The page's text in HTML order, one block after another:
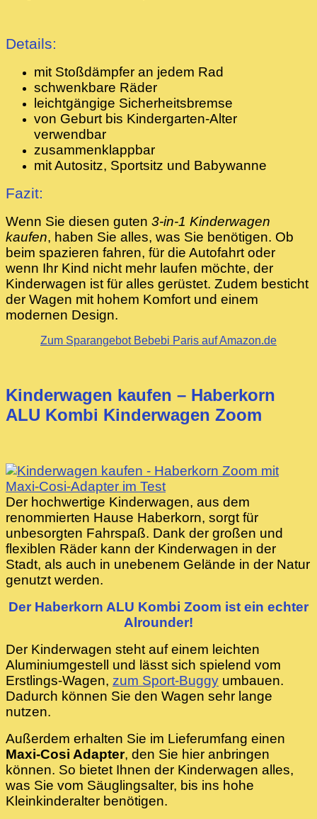
Details:
mit Stoßdämpfer an jedem Rad
schwenkbare Räder
leichtgängige Sicherheitsbremse
von Geburt bis Kindergarten-Alter
verwendbar
zusammenklappbar
mit Autositz, Sportsitz und Babywanne
Fazit:
Wenn Sie diesen guten 3-in-1 Kinderwagen
kaufen, haben Sie alles, was Sie benötigen. Ob
beim spazieren fahren, für die Autofahrt oder
wenn Ihr Kind nicht mehr laufen möchte, der
Kinderwagen ist für alles gerüstet. Zudem besticht
der Wagen mit hohem Komfort und einem
modernen Design.
Zum Sparangebot Bebebi Paris auf Amazon.de
Kinderwagen kaufen – Haberkorn
ALU Kombi Kinderwagen Zoom
Der hochwertige Kinderwagen, aus dem
renommierten Hause Haberkorn, sorgt für
unbesorgten Fahrspaß. Dank der großen und
flexiblen Räder kann der Kinderwagen in der
Stadt, als auch in unebenem Gelände in der Natur
genutzt werden.
Der Haberkorn ALU Kombi Zoom ist ein echter
Alrounder!
Der Kinderwagen steht auf einem leichten
Aluminiumgestell und lässt sich spielend vom
Erstlings-Wagen, zum Sport-Buggy umbauen.
Dadurch können Sie den Wagen sehr lange
nutzen.
Außerdem erhalten Sie im Lieferumfang einen
Maxi-Cosi Adapter, den Sie hier anbringen
können. So bietet Ihnen der Kinderwagen alles,
was Sie vom Säuglingsalter, bis ins hohe
Kleinkinderalter benötigen.